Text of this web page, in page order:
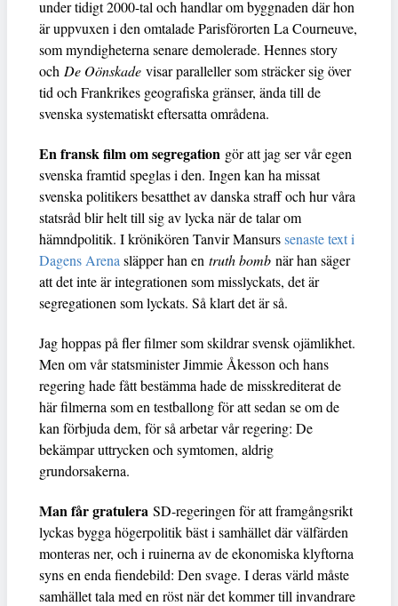
under tidigt 2000-tal och handlar om byggnaden där hon
är uppvuxen i den omtalade Parisförorten La Courneuve,
som myndigheterna senare demolerade. Hennes story
och De Oönskade visar paralleller som sträcker sig över
tid och Frankrikes geografiska gränser, ända till de
svenska systematiskt eftersatta områdena.
En fransk film om segregation gör att jag ser vår egen
svenska framtid speglas i den. Ingen kan ha missat
svenska politikers besatthet av danska straff och hur våra
statsråd blir helt till sig av lycka när de talar om
hämndpolitik. I krönikören Tanvir Mansurssenaste text i
Dagens Arena släpper han en truth bomb när han säger
att det inte är integrationen som misslyckats, det är
segregationen som lyckats. Så klart det är så.
Jag hoppas på fler filmer som skildrar svensk ojämlikhet.
Men om vår statsminister Jimmie Åkesson och hans
regering hade fått bestämma hade de misskrediterat de
här filmerna som en testballong för att sedan se om de
kan förbjuda dem, för så arbetar vår regering: De
bekämpar uttrycken och symtomen, aldrig
grundorsakerna.
Man får gratulera SD-regeringen för att framgångsrikt
lyckas bygga högerpolitik bäst i samhället där välfärden
monteras ner, och i ruinerna av de ekonomiska klyftorna
syns en enda fiendebild: Den svage. I deras värld måste
samhället tala med en röst när det kommer till invandrare